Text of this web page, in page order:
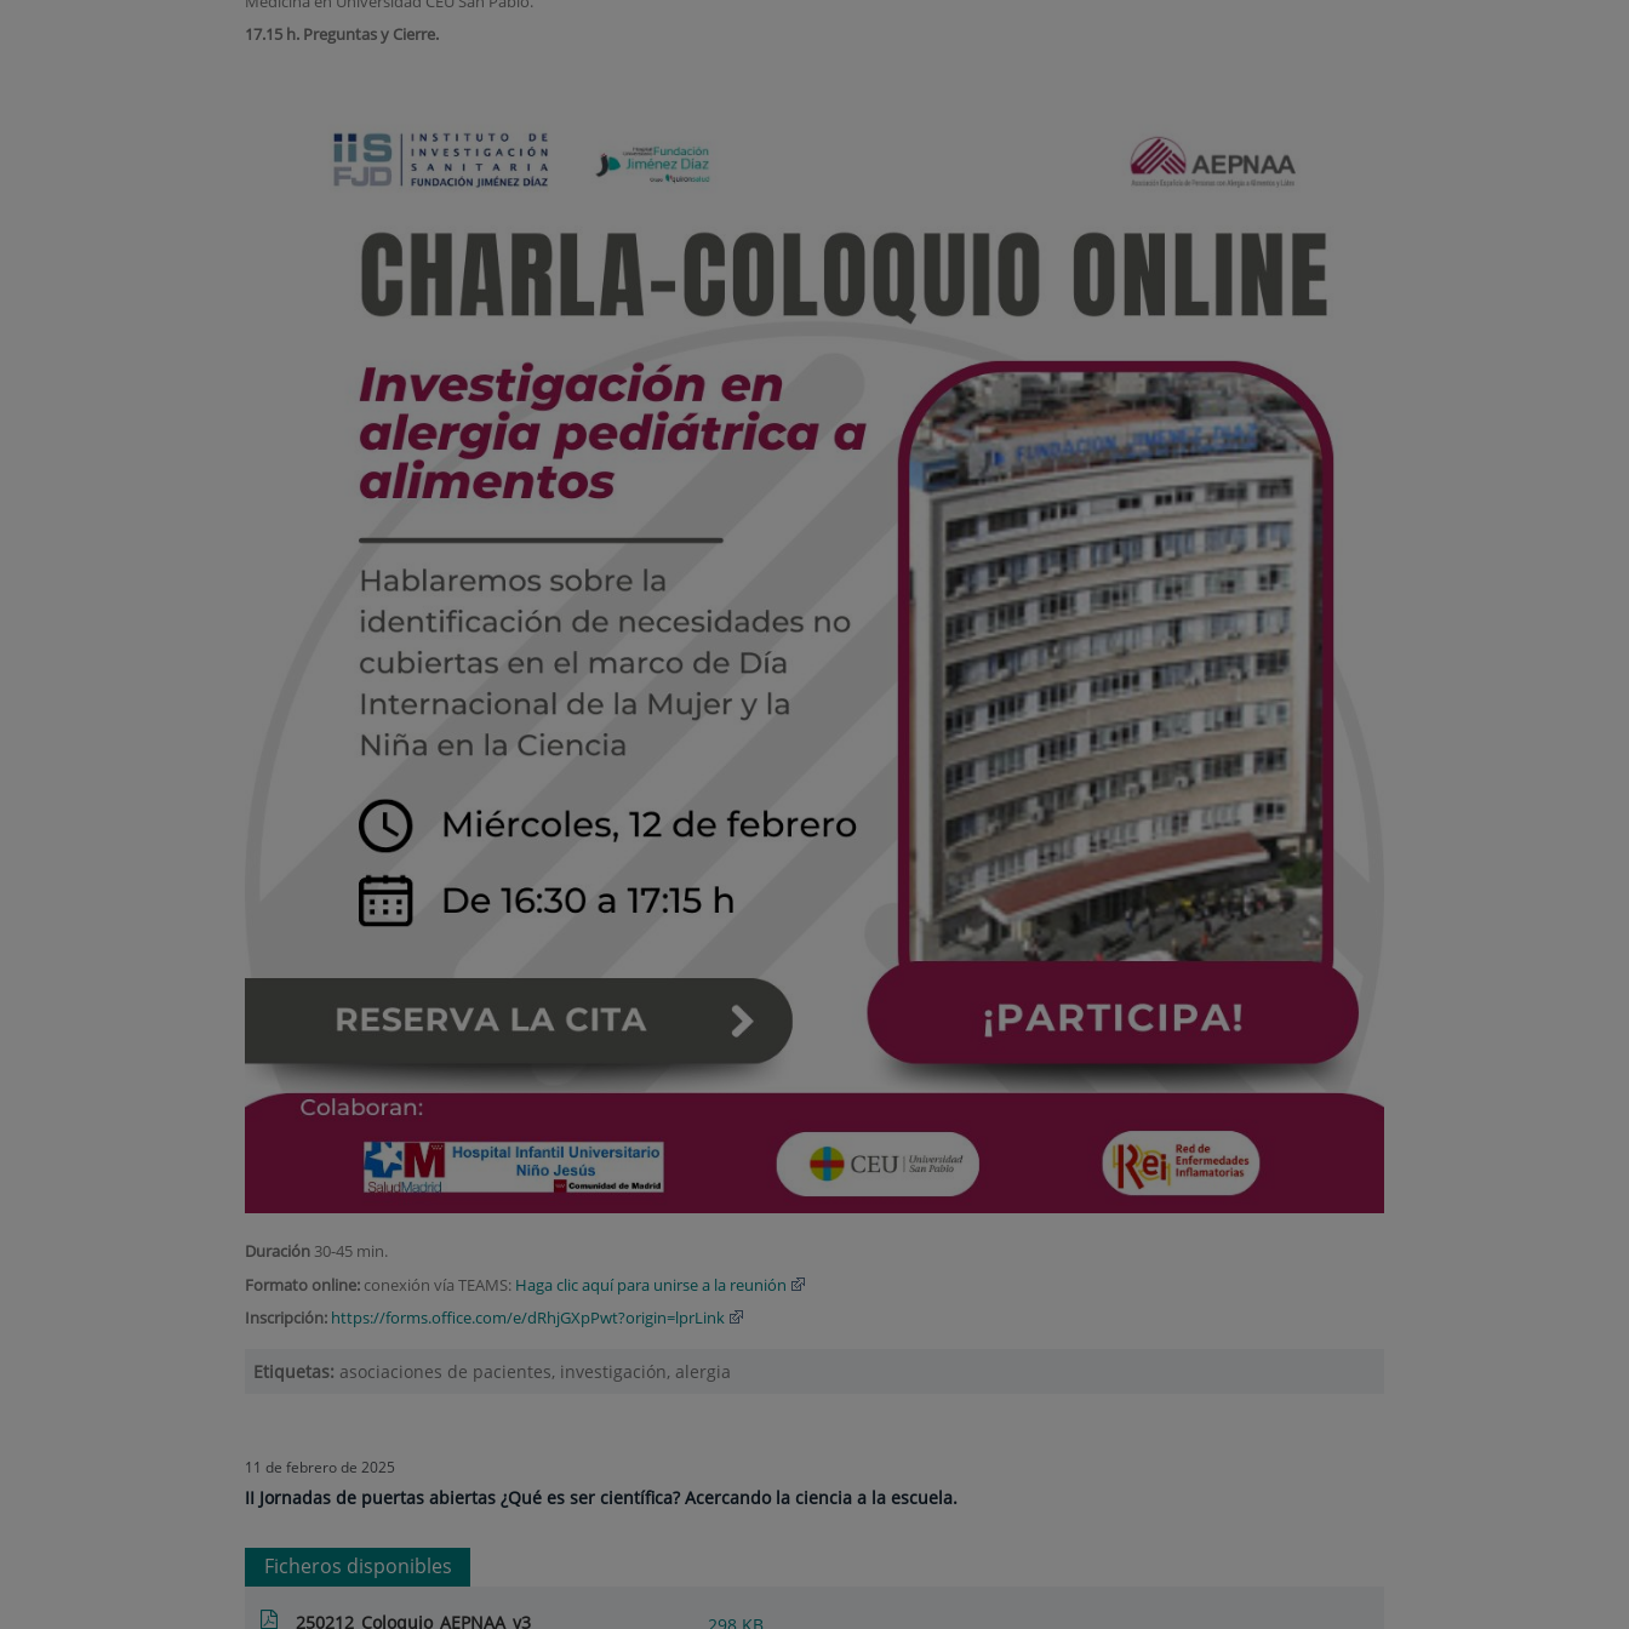
17.15 h. Preguntas y Cierre.
Duración 30-45 min.
Formato online: conexión vía TEAMS: Haga clic aquí para unirse a la reunión
Inscripción: https://forms.office.com/e/dRhjGXpPwt?origin=lprLink
Etiquetas: asociaciones de pacientes, investigación, alergia
11 de febrero de 2025
II Jornadas de puertas abiertas ¿Qué es ser científica? Acercando la ciencia a la escuela.
Ficheros disponibles
250212_Coloquio_AEPNAA_v3